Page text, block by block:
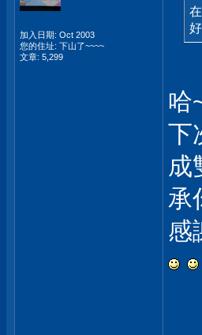
加入日期: Oct 2003
您的住址: 下山了~~~~
文章: 5,299
哈
下
成
承
感